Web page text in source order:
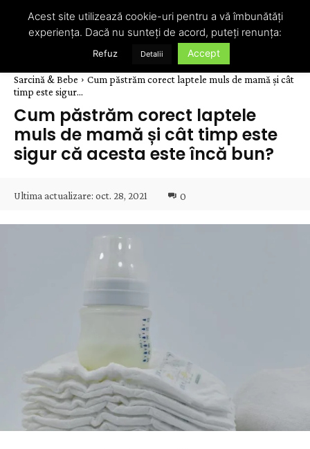
Sarcină & Bebe
Cum păstrăm corect laptele muls de mamă și cât
timp este sigur...
Cum păstrăm corect laptele
muls de mamă și cât timp este
sigur că acesta este încă bun?
Ultima actualizare: oct. 28, 2021 0
Acest site utilizează cookie-uri pentru a vă îmbunătăți
experiența. Dacă nu sunteți de acord, puteți renunța:
Refuz Detalii Accept